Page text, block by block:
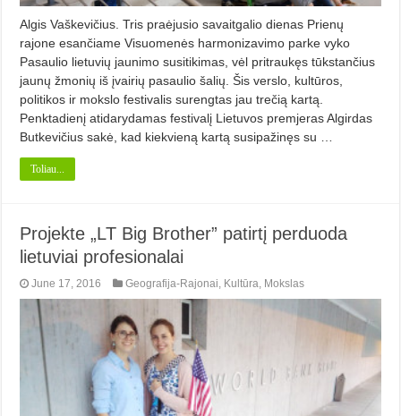
Algis Vaškevičius. Tris praėjusio savaitgalio dienas Prienų
rajone esančiame Visuomenės harmonizavimo parke vyko
Pasaulio lietuvių jaunimo susitikimas, vėl pritraukęs tūkstančius
jaunų žmonių iš įvairių pasaulio šalių. Šis verslo, kultūros,
politikos ir mokslo festivalis surengtas jau trečią kartą.
Penktadienį atidarydamas festivalį Lietuvos premjeras Algirdas
Butkevičius sakė, kad kiekvieną kartą susipažinęs su …
Toliau...
Projekte „LT Big Brother” patirtį perduoda
lietuviai profesionalai
June 17, 2016 Geografija-Rajonai, Kultūra, Mokslas